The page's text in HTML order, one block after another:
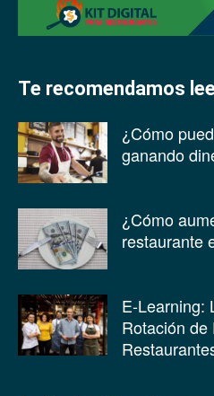
Te recomendamos
¿Cómo
ganando
¿Cómo
restaurante
E-Learning:
Rotación de